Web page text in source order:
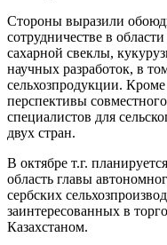
Стороны выразили
сотрудничестве в
сахарной свеклы,
научных разработок, в
сельхозпродукции.
перспективы
специалистов для
двух стран.
В октябре т.г.
область главы
сербских
заинтересованных в
Казахстаном.